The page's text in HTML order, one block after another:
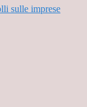
sulle imprese